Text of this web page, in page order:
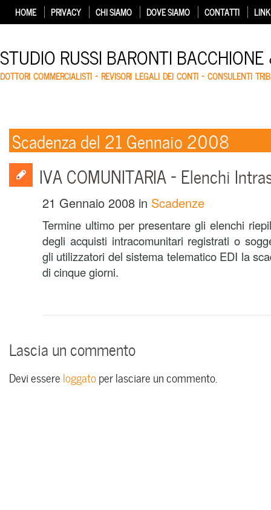
HOME PRIVACY CHI SIAMO DOVE SIAMO CONTATTI LINK
STUDIO RUSSI BARONTI
DOTTORI COMMERCIALISTI – REVISORI LEGALI DEI CONTI – CONSULENTI
Scadenza del 21 Gennaio 2008
IVA COMUNITARIA – Elenchi
21 Gennaio 2008 in Scadenze
Termine ultimo per presentare gli elenchi
degli acquisti intracomunitari registrati o
gli utilizzatori del sistema telematico EDI la
di cinque giorni.
Lascia un commento
Devi essere loggatoper lasciare un commento.